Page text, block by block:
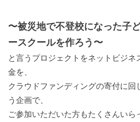
〜被災地で不登校になった子
ースクールを作ろう〜
と言うプロジェクトをネットビジネ
金を、
クラウドファンディングの寄付に回
う企画で、
ご参加いただいた方もたくさんいら